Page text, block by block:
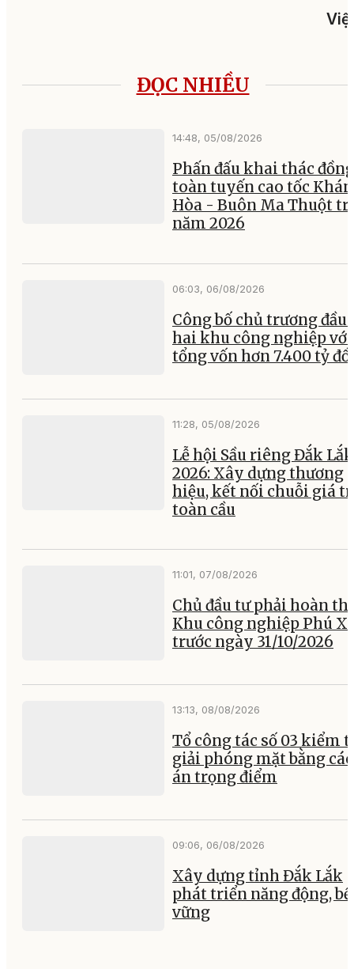
ĐỌC NHIỀU
14:48, 05/08/2026
Phấn đấu khai thác
toàn tuyến cao tốc
Hòa - Buôn Ma Thuột
năm 2026
06:03, 06/08/2026
Công bố chủ trương đầu
hai khu công nghiệp với
tổng vốn hơn 7.400 tỷ
11:28, 05/08/2026
Lễ hội Sầu riêng Đắk Lắk
2026: Xây dựng thương
hiệu, kết nối chuỗi giá
toàn cầu
11:01, 07/08/2026
Chủ đầu tư phải hoàn
Khu công nghiệp Phú
trước ngày 31/10/2026
13:13, 08/08/2026
Tổ công tác số 03 kiểm
giải phóng mặt bằng
án trọng điểm
09:06, 06/08/2026
Xây dựng tỉnh Đắk Lắk
phát triển năng động,
vững